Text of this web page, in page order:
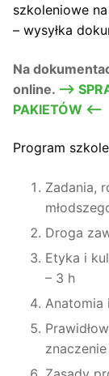
szkoleniowe
– wysyłka
Na
online. –>
PAKIETÓW <—
Program
Zadania,
Droga
Etyka i
– 3 h
Anatomia